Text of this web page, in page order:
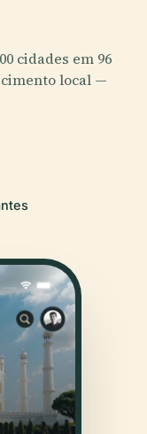
cidades em 96
local —